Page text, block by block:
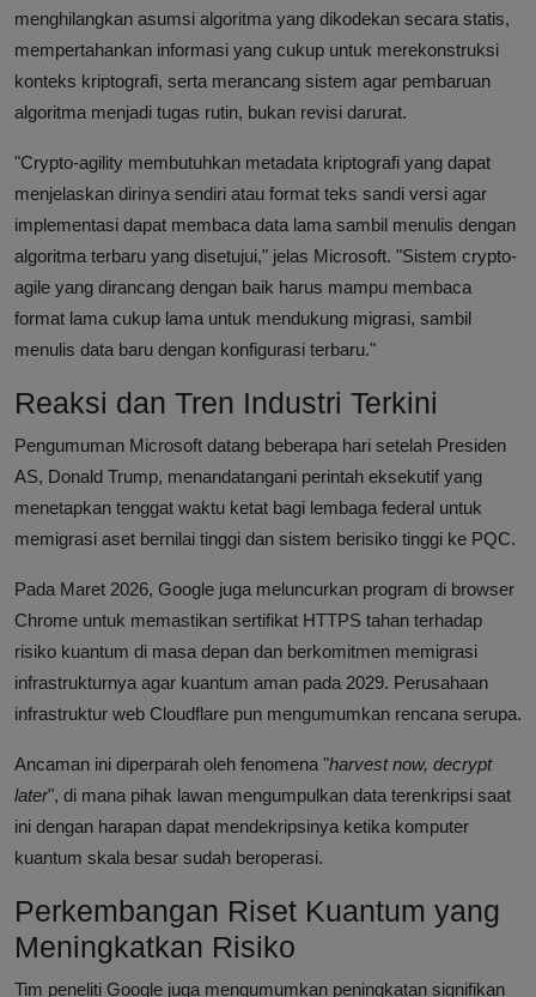
menghilangkan asumsi algoritma yang dikodekan secara statis,
mempertahankan informasi yang cukup untuk merekonstruksi
konteks kriptografi, serta merancang sistem agar pembaruan
algoritma menjadi tugas rutin, bukan revisi darurat.
"Crypto-agility membutuhkan metadata kriptografi yang dapat
menjelaskan dirinya sendiri atau format teks sandi versi agar
implementasi dapat membaca data lama sambil menulis dengan
algoritma terbaru yang disetujui," jelas Microsoft. "Sistem crypto-
agile yang dirancang dengan baik harus mampu membaca
format lama cukup lama untuk mendukung migrasi, sambil
menulis data baru dengan konfigurasi terbaru."
Reaksi dan Tren Industri Terkini
Pengumuman Microsoft datang beberapa hari setelah Presiden
AS, Donald Trump, menandatangani perintah eksekutif yang
menetapkan tenggat waktu ketat bagi lembaga federal untuk
memigrasi aset bernilai tinggi dan sistem berisiko tinggi ke PQC.
Pada Maret 2026, Google juga meluncurkan program di browser
Chrome untuk memastikan sertifikat HTTPS tahan terhadap
risiko kuantum di masa depan dan berkomitmen memigrasi
infrastrukturnya agar kuantum aman pada 2029. Perusahaan
infrastruktur web Cloudflare pun mengumumkan rencana serupa.
Ancaman ini diperparah oleh fenomena "harvest now, decrypt
later", di mana pihak lawan mengumpulkan data terenkripsi saat
ini dengan harapan dapat mendekripsinya ketika komputer
kuantum skala besar sudah beroperasi.
Perkembangan Riset Kuantum yang
Meningkatkan Risiko
Tim peneliti Google juga mengumumkan peningkatan signifikan